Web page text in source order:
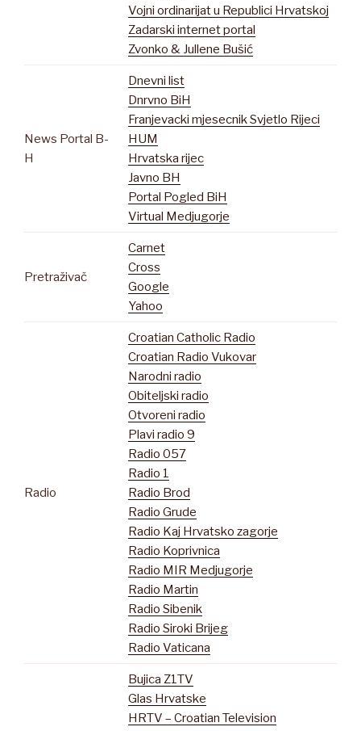
Vojni ordinarijat u Republici Hrvatskoj
Zadarski internet portal
Zvonko & Jullene Bušić
News Portal B-
H
Dnevni list
Dnrvno BiH
Franjevacki mjesecnik Svjetlo Rijeci
HUM
Hrvatska rijec
Javno BH
Portal Pogled BiH
Virtual Medjugorje
Pretraživač
Carnet
Cross
Google
Yahoo
Radio
Croatian Catholic Radio
Croatian Radio Vukovar
Narodni radio
Obiteljski radio
Otvoreni radio
Plavi radio 9
Radio 057
Radio 1
Radio Brod
Radio Grude
Radio Kaj Hrvatsko zagorje
Radio Koprivnica
Radio MIR Medjugorje
Radio Martin
Radio Sibenik
Radio Siroki Brijeg
Radio Vaticana
Bujica Z1TV
Glas Hrvatske
HRTV – Croatian Television